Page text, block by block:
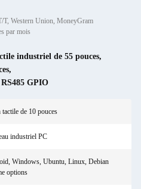
Western Union, MoneyGram
par mois
industriel de 55 pouces,
,
GPIO
tactile de 10 pouces
industriel PC
Windows, Ubuntu, Linux, Debian
options